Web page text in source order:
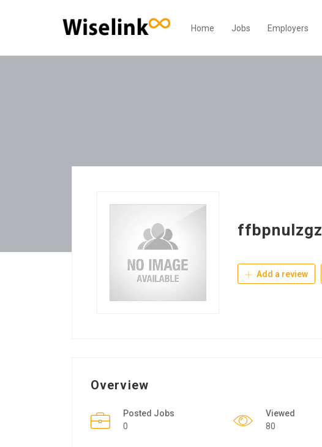
Home Jobs Employers
ffbpnulzgz
Add a review
Overview
Posted Jobs
0
Viewed
80